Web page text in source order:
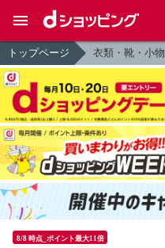
トップページ 衣類・靴・小物
8/8 時点_ポイント最大11倍